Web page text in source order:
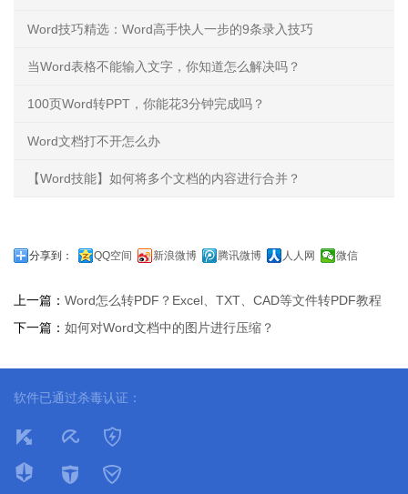
Word技巧精选：Word高手快人一步的9条录入技巧
当Word表格不能输入文字，你知道怎么解决吗？
100页Word转PPT，你能花3分钟完成吗？
Word文档打不开怎么办
【Word技能】如何将多个文档的内容进行合并？
分享到： QQ空间 新浪微博 腾讯微博 人人网 微信
上一篇： Word怎么转PDF？Excel、TXT、CAD等文件转PDF教程
下一篇： 如何对Word文档中的图片进行压缩？
软件已通过杀毒认证：